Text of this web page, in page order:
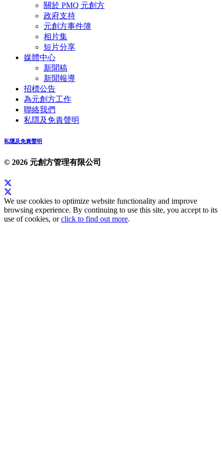
關於 PMQ 元創方
政府支持
元創方事件簿
相片集
短片分享
媒體中心
新聞稿
新聞報導
招標公告
為元創方工作
聯絡我們
私隱及免責聲明
私隱及免責聲明
© 2026 元創方管理有限公司
We use cookies to optimize website functionality and improve
browsing experience. By continuing to use this site, you accept to its
use of cookies, orclick to find out more.